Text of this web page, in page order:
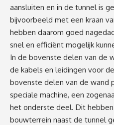
aansluiten en in de tunnel is
bijvoorbeeld met een kraan
hebben daarom goed
snel en efficiënt mogelijk
In de bovenste delen van de
de kabels en leidingen voor
bovenste delen van de wand
speciale machine, een
het onderste deel. Dit
bouwterrein naast de tunnel